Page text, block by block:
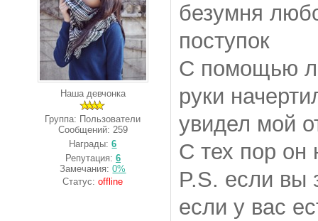
Наша девчонка
Группа: Пользователи
Сообщений: 259
Награды:6
Репутация: 6
Замечания:0%
Статус:offline
безумня
поступок
С помощью
руки
увидел мой
С тех пор он
P.S. если вы
если у вас